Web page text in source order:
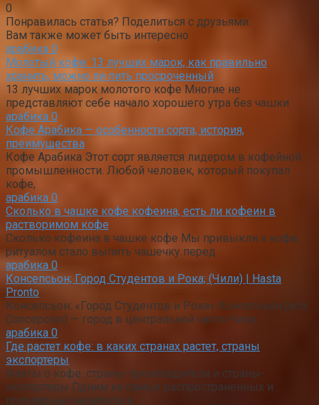
0
Понравилась статья? Поделиться с друзьями:
Вам также может быть интересно
арабика 0
Молотый кофе: 13 лучших марок, как правильно
хранить, можно ли пить просроченный
13 лучших марок молотого кофе Многие не
представляют себе начало хорошего утра без чашки
арабика 0
Кофе Арабика — особенности сорта, история,
преимущества
Кофе Арабика Этот сорт является лидером в кофейной
промышленности. Любой человек, который покупал
кофе,
арабика 0
Сколько в чашке кофе кофеина, есть ли кофеин в
растворимом кофе
Сколько кофеина в чашке кофе Мы привыкли к кофе,
ритуалом стало выпить чашечку перед
арабика 0
Консепсьон; Город Студентов и Рока; (Чили) | Hasta
Pronto
Консепсьон: «Город Студентов и Рока» Консепсьон (исп.
Concepcion) — город в центральной части Чили,
арабика 0
Где растет кофе: в каких странах растет, страны
экспортеры
Факты о кофе: страны-производители и страны-
экспортеры Одним из самых распространенных и
популярных напитков в